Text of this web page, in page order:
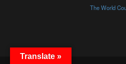
Translate »